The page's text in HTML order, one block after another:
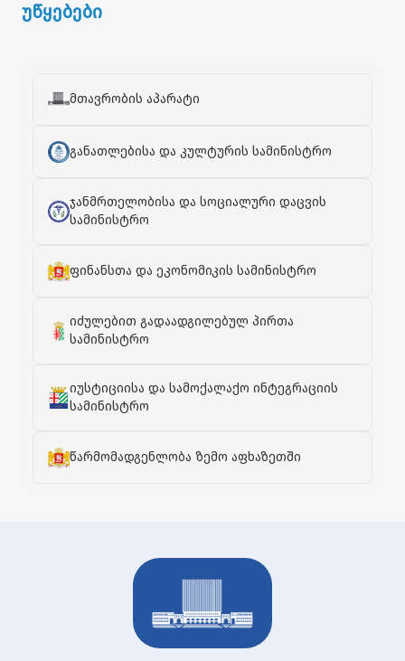
უწყებები
მთავრობის აპარატი
განათლებისა და კულტურის სამინისტრო
ჯანმრთელობისა და სოციალური დაცვის
სამინისტრო
ფინანსთა და ეკონომიკის სამინისტრო
იძულებით გადაადგილებულ პირთა
სამინისტრო
იუსტიციისა და სამოქალაქო ინტეგრაციის
სამინისტრო
წარმომადგენლობა ზემო აფხაზეთში